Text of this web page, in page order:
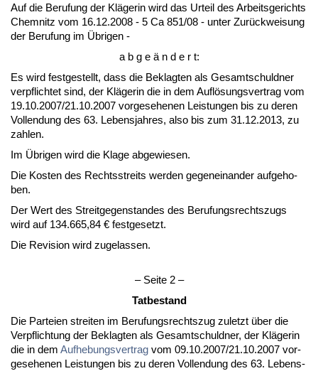
Auf die Be­ru­fung der Kläge­rin wird das Ur­teil des Ar­beits­ge­richts
Chem­nitz vom 16.12.2008 - 5 Ca 851/08 - un­ter Zurück­wei­sung
der Be­ru­fung im Übri­gen -
a b g e ä n d e r t:
Es wird fest­ge­stellt, dass die Be­klag­ten als Ge­samt­schuld­ner
ver­pflich­tet sind, der Kläge­rin die in dem Auflösungs­ver­trag vom
19.10.2007/21.10.2007 vor­ge­se­he­nen Leis­tun­gen bis zu de­ren
Voll­endung des 63. Le­bens­jah­res, al­so bis zum 31.12.2013, zu
zah­len.
Im Übri­gen wird die Kla­ge ab­ge­wie­sen.
Die Kos­ten des Rechts­streits wer­den ge­gen­ein­an­der auf­ge­ho­
ben.
Der Wert des Streit­ge­gen­stan­des des Be­ru­fungs­rechts­zugs
wird auf 134.665,84 € fest­ge­setzt.
Die Re­vi­si­on wird zu­ge­las­sen.
– Sei­te 2 –
Tat­be­stand
Die Par­tei­en strei­ten im Be­ru­fungs­rechts­zug zu­letzt über die
Ver­pflich­tung der Be­klag­ten als Ge­samt­schuld­ner, der Kläge­rin
die in dem Auf­he­bungs­ver­trag vom 09.10.2007/21.10.2007 vor­
ge­se­he­nen Leis­tun­gen bis zu de­ren Voll­endung des 63. Le­bens­